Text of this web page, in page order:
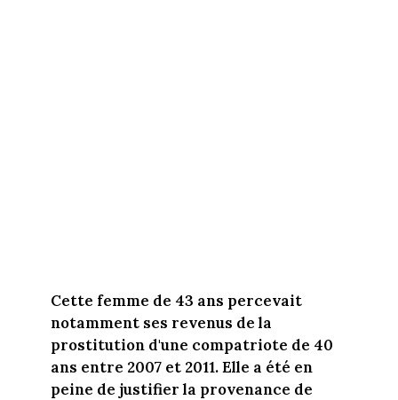
Cette femme de 43 ans percevait
notamment ses revenus de la
prostitution d'une compatriote de 40
ans entre 2007 et 2011. Elle a été en
peine de justifier la provenance de